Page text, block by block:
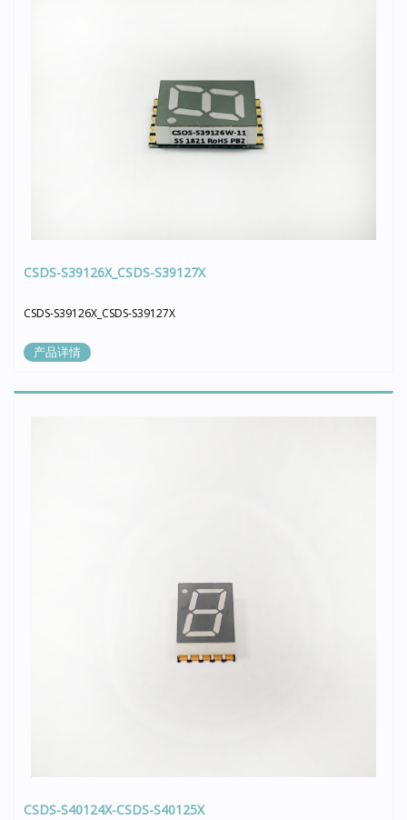
CSDS-S39126X_CSDS-S39127X
CSDS-S39126X_CSDS-S39127X
产品详情
CSDS-S40124X-CSDS-S40125X